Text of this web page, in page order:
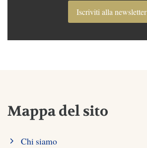
Iscriviti alla newsletter
Mappa del sito
Chi siamo